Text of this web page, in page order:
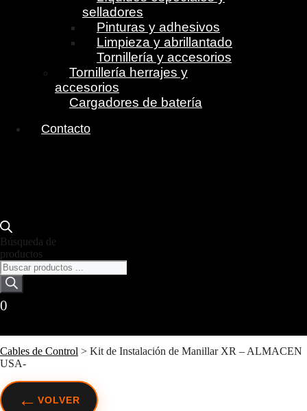
Cables de Control > Kit de Instalación de Manillar XR – ALMACEN
USA-
selladores
Pinturas y adhesivos
Limpieza y abrillantado
Tornillería y accesorios
Tornillería herrajes y
accesorios
Cargadores de batería
Contacto
Búsqueda de
productos
0
← VOLVER